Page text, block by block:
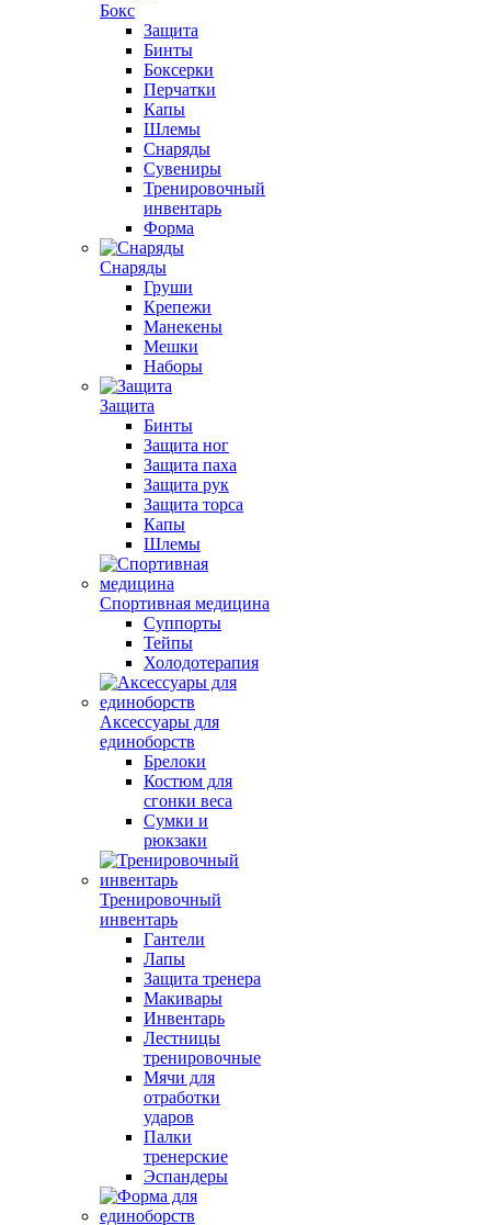
Бокс
Защита
Бинты
Боксерки
Перчатки
Капы
Шлемы
Снаряды
Сувениры
Тренировочный
инвентарь
Форма
Снаряды
Груши
Крепежи
Манекены
Мешки
Наборы
Защита
Бинты
Защита ног
Защита паха
Защита рук
Защита торса
Капы
Шлемы
Спортивная медицина
Суппорты
Тейпы
Холодотерапия
Аксессуары для
единоборств
Брелоки
Костюм для
сгонки веса
Сумки и
рюкзаки
Тренировочный
инвентарь
Гантели
Лапы
Защита тренера
Макивары
Инвентарь
Лестницы
тренировочные
Мячи для
отработки
ударов
Палки
тренерские
Эспандеры